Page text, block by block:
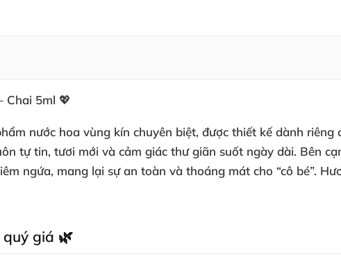
Chai 5ml 💖
nước hoa vùng kín chuyên biệt, được thiết kế dành
tự tin, tươi mới và cảm giác thư giãn suốt ngày dài. Bên
ngứa, mang lại sự an toàn và thoáng mát cho “cô bé”.
giá 🌿